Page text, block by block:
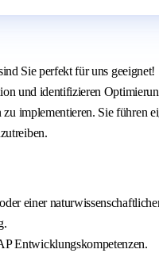
Sie perfekt für uns
und identifizieren
implementieren. Sie
einer
Entwicklungskompetenzen.